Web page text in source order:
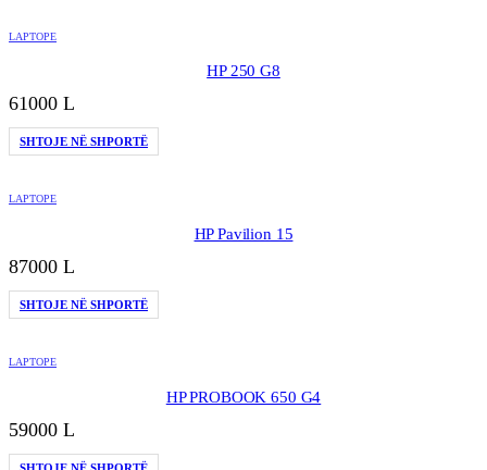
LAPTOPE
HP 250 G8
61000 L
SHTOJE NË SHPORTË
LAPTOPE
HP Pavilion 15
87000 L
SHTOJE NË SHPORTË
LAPTOPE
HP PROBOOK 650 G4
59000 L